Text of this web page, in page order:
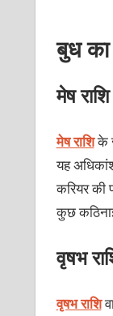
बुध का
मेष राशि
मेष राशिके
यह
करियर की
कुछ
वृषभ
वृषभ राशि